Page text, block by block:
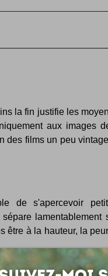
la fin justifie les
aux images
des films un peu
de s'apercevoir
lamentablement
être à la hauteur, la